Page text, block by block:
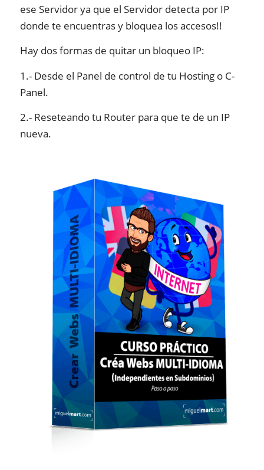
ese Servidor ya que el Servidor detecta por IP
donde te encuentras y bloquea los accesos!!
Hay dos formas de quitar un bloqueo IP:
1.- Desde el Panel de control de tu Hosting o C-
Panel.
2.- Reseteando tu Router para que te de un IP
nueva.